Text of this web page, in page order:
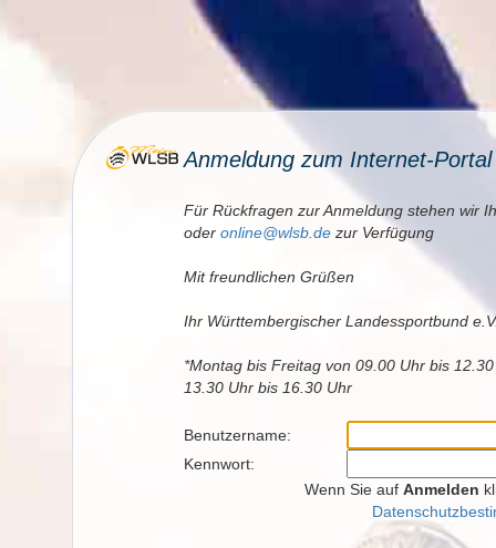
Anmeldung zum Internet-
Für Rückfragen zur Anmeldung stehen wir
oder online@wlsb.de zur Verfügung
Mit freundlichen Grüßen
Ihr Württembergischer Landessportbund
*Montag bis Freitag von 09.00 Uhr bis
13.30 Uhr bis 16.30 Uhr
Benutzername:
Kennwort:
Wenn Sie auf Anmelden